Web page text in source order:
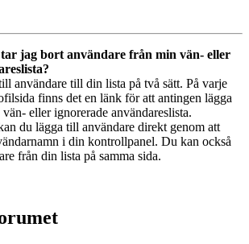
jag bort användare från min vän- eller
användare till din lista på två sätt. På varje
finns det en länk för att antingen lägga
eller ignorerade användareslista.
du lägga till användare direkt genom att
i din kontrollpanel. Du kan också
från din lista på samma sida.